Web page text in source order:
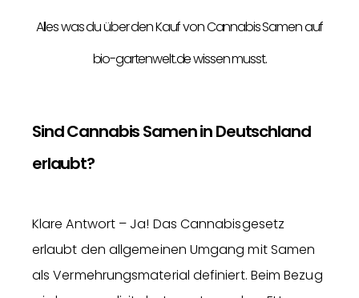
Alles was du über den Kauf von Cannabis Samen auf
bio-gartenwelt.de wissen musst.
Sind Cannabis Samen in Deutschland
erlaubt?
Klare Antwort – Ja! Das Cannabisgesetz
erlaubt den allgemeinen Umgang mit Samen
als Vermehrungsmaterial definiert. Beim Bezug